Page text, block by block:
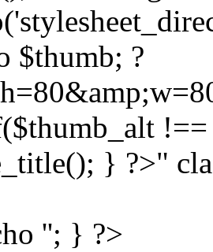
$thumb; ?
} ?>"
''; } ?>